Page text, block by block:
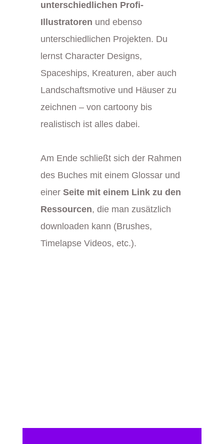
unterschiedlichen Profi-
Illustratoren und ebenso
unterschiedlichen Projekten. Du
lernst Character Designs,
Spaceships, Kreaturen, aber auch
Landschaftsmotive und Häuser zu
zeichnen – von cartoony bis
realistisch ist alles dabei.
Am Ende schließt sich der Rahmen
des Buches mit einem Glossar und
einer Seite mit einem Link zu den
Ressourcen, die man zusätzlich
downloaden kann (Brushes,
Timelapse Videos, etc.).